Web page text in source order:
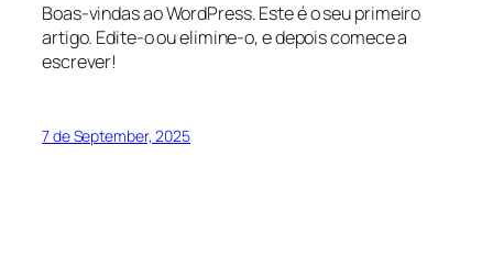
Boas-vindas ao WordPress. Este é o seu primeiro
artigo. Edite-o ou elimine-o, e depois comece a
escrever!
7 de September, 2025